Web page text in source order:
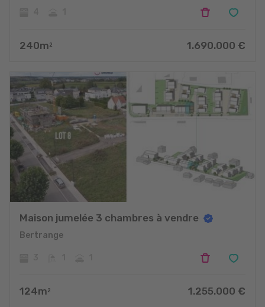
240m 2 1.690.000 €
Maison jumelée 3 chambres à vendre
Bertrange
124m 2 1.255.000 €